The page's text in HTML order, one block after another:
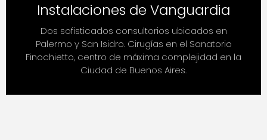
Instalaciones de Vanguardia
Dos sofisticados consultorios ubicados en
Palermo y San Isidro. Cirugías en el Sanatorio
Finochietto, centro de máxima complejidad en la
Ciudad de Buenos Aires.